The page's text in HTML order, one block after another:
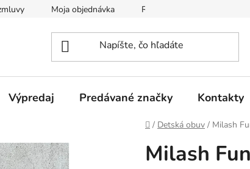
Moja objednávka Reklamačný protokol
Výpredaj Predávané značky Kontakty
Domov
/ Detská obuv / Milash
Milash